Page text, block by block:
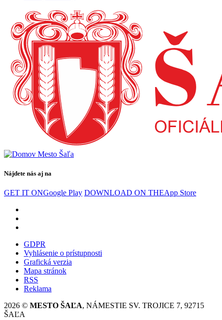
Nájdete nás aj na
GET IT ONGoogle Play DOWNLOAD ON THEApp Store
GDPR
Vyhlásenie o prístupnosti
Grafická verzia
Mapa stránok
RSS
Reklama
2026 © MESTO ŠAĽA, NÁMESTIE SV. TROJICE 7, 92715
ŠAĽA